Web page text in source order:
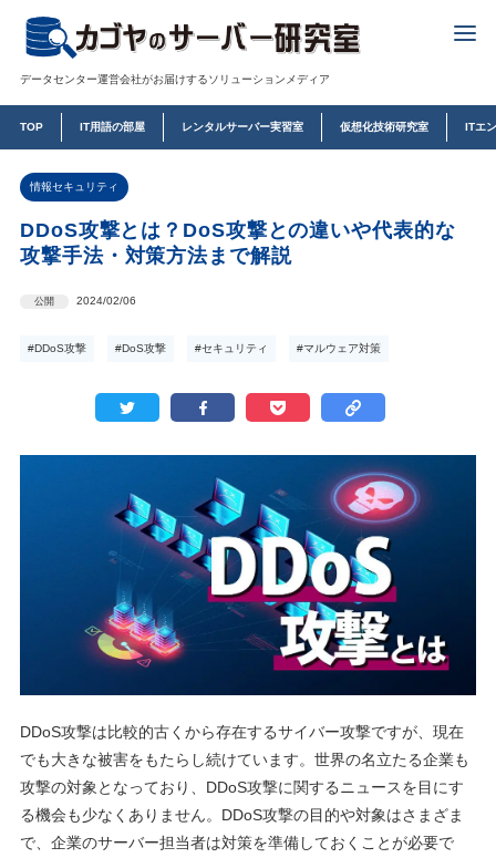
データセンター運営会社がお届けするソリューションメディア
TOP IT用語の部屋 レンタルサーバー実習室 仮想化技術研究室 ITエ
情報セキュリティ
DDoS攻撃とは？DoS攻撃との違いや代表的な
攻撃手法・対策方法まで解説
公開 2024/02/06
#DDoS攻撃 #DoS攻撃 #セキュリティ #マルウェア対策
DDoS攻撃は比較的古くから存在するサイバー攻撃ですが、現在
でも大きな被害をもたらし続けています。世界の名立たる企業も
攻撃の対象となっており、DDoS攻撃に関するニュースを目にす
る機会も少なくありません。DDoS攻撃の目的や対象はさまざま
で、企業のサーバー担当者は対策を準備しておくことが必要で